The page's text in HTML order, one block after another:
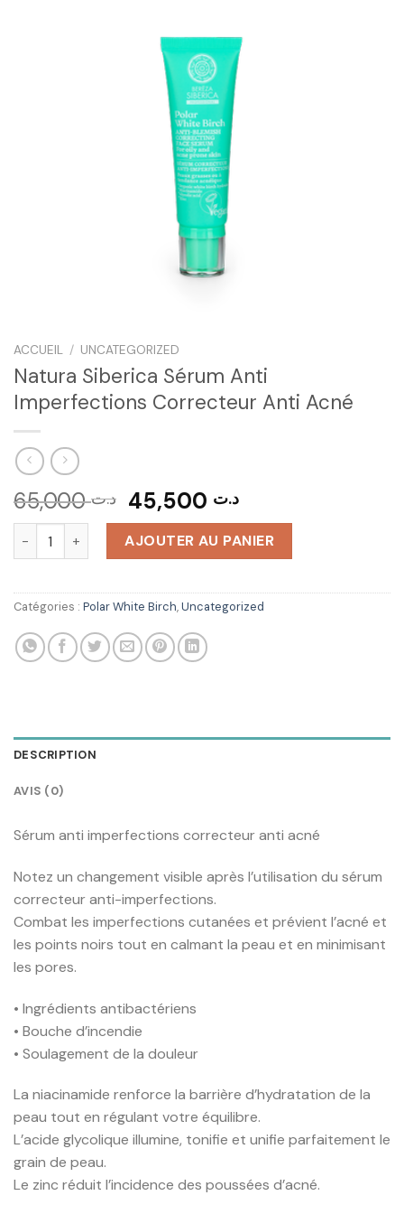
ACCUEIL / UNCATEGORIZED
Natura Siberica Sérum Anti
Imperfections Correcteur Anti Acné
د.ت65,000 Le
prix
initial
était :
د.ت 65,000.
د.تLe
prix
actuel
est :
د.ت 45,500.
quantité de Natura Siberica Sérum Anti Imperfections
AJOUTER AU PANIER
Catégories : Polar White Birch,Uncategorized
DESCRIPTION
AVIS (0)
Sérum anti imperfections correcteur anti acné
Notez un changement visible après l’utilisation du sérum
correcteur anti-imperfections.
Combat les imperfections cutanées et prévient l’acné et
les points noirs tout en calmant la peau et en minimisant
les pores.
• Ingrédients antibactériens
• Bouche d’incendie
• Soulagement de la douleur
La niacinamide renforce la barrière d’hydratation de la
peau tout en régulant votre équilibre.
L’acide glycolique illumine, tonifie et unifie parfaitement le
grain de peau.
Le zinc réduit l’incidence des poussées d’acné.